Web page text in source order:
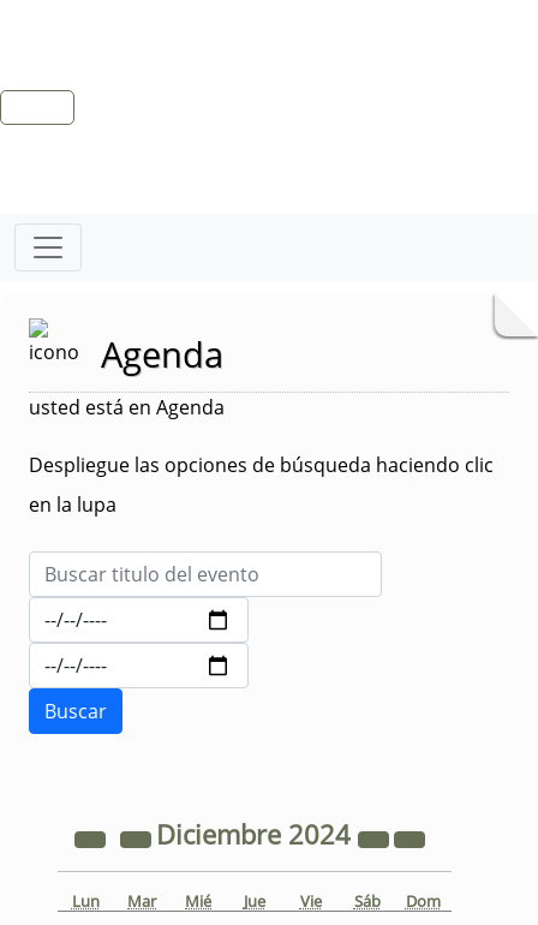
Agenda
usted está en Agenda
Despliegue las opciones de búsqueda haciendo clic
en la lupa
Diciembre 2024
Lun Mar Mié Jue Vie Sáb Dom